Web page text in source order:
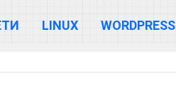
LINUX WORDPRESS